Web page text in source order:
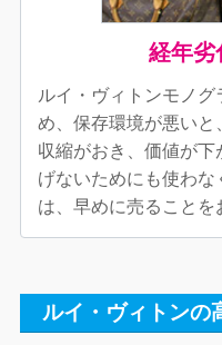
経年劣
ルイ・ヴィトンモノ
め、保存環境が悪い
収縮がおき、価値が
げないためにも使わ
は、早めに売ることを
ルイ・ヴィトンの